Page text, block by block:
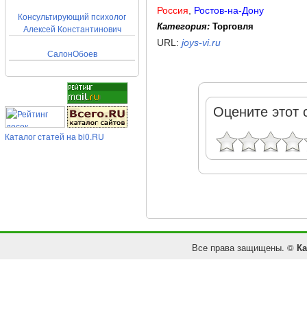
Консультирующий психолог
Алексей Константинович
СалонОбоев
Каталог статей на bi0.RU
Россия
Ростов-на-Дону
Категория: Торговля
URL: joys-vi.ru
Оцените этот
Все права защищены. ©